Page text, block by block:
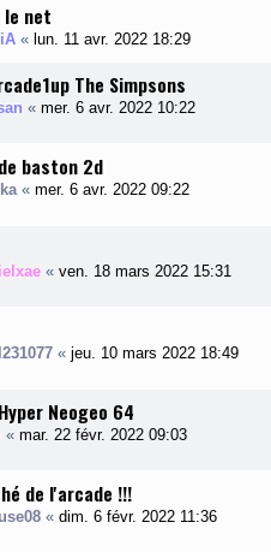
le net
« lun. 11 avr. 2022 18:29
The Simpsons
« mer. 6 avr. 2022 10:22
baston 2d
« mer. 6 avr. 2022 09:22
« ven. 18 mars 2022 15:31
« jeu. 10 mars 2022 18:49
Neogeo 64
« mar. 22 févr. 2022 09:03
de l'arcade !!!
« dim. 6 févr. 2022 11:36